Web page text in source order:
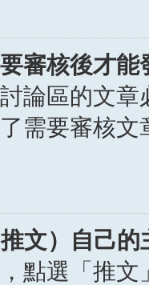
審核後才能
論區的文
需要審核
文）自己的
點選「推